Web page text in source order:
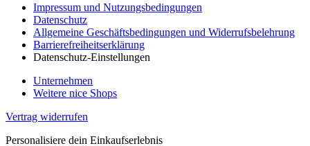
Impressum und Nutzungsbedingungen
Datenschutz
Allgemeine Geschäftsbedingungen und Widerrufsbelehrung
Barrierefreiheitserklärung
Datenschutz-Einstellungen
Unternehmen
Weitere nice Shops
Vertrag widerrufen
Personalisiere dein Einkaufserlebnis